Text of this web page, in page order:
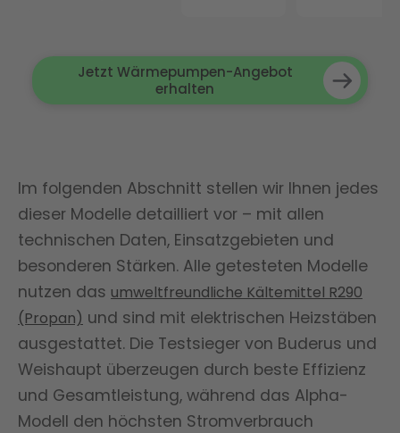
Jetzt Wärmepumpen-Angebot
erhalten
Im folgenden Abschnitt stellen wir Ihnen jedes
dieser Modelle detailliert vor – mit allen
technischen Daten, Einsatzgebieten und
besonderen Stärken. Alle getesteten Modelle
nutzen das umweltfreundliche Kältemittel R290
(Propan) und sind mit elektrischen Heizstäben
ausgestattet. Die Testsieger von Buderus und
Weishaupt überzeugen durch beste Effizienz
und Gesamtleistung, während das Alpha-
Modell den höchsten Stromverbrauch